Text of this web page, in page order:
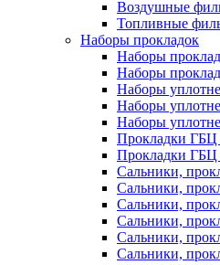
Воздушные
Топливные
Наборы прокладок
Наборы
Наборы
Наборы
Наборы
Наборы
Прокладки ГБЦ
Прокладки
Сальники,
Сальники,
Сальники,
Сальники,
Сальники,
Сальники,